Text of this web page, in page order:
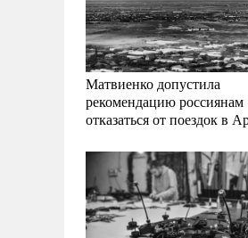
Матвиенко допустила
рекомендацию россиянам
отказаться от поездок в